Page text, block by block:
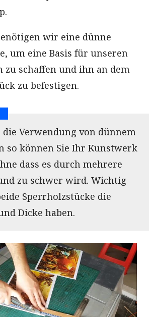
wir eine dünne
um eine Basis für unseren
zu schaffen und ihn an dem
zu befestigen.
Verwendung von dünnem
so können Sie Ihr Kunstwerk
dass es durch mehrere
zu schwer wird. Wichtig
Sperrholzstücke die
Dicke haben.